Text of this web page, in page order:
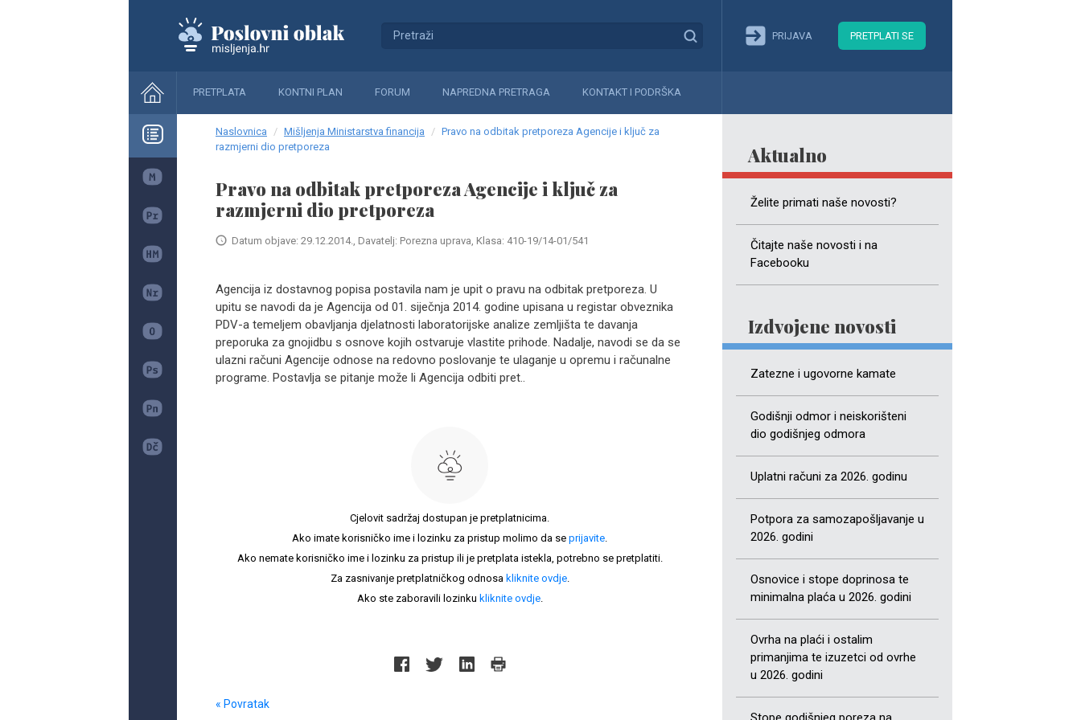
PRIJAVA PRETPLATI SE
PRETPLATA KONTNI PLAN FORUM NAPREDNA PRETRAGA KONTAKT I PODRŠKA
Aktualno
Želite primati naše novosti?
Čitajte naše novosti i na
Facebooku
Izdvojene novosti
Zatezne i ugovorne kamate
Godišnji odmor i neiskorišteni
dio godišnjeg odmora
Uplatni računi za 2026. godinu
Potpora za samozapošljavanje u
2026. godini
Osnovice i stope doprinosa te
minimalna plaća u 2026. godini
Ovrha na plaći i ostalim
primanjima te izuzetci od ovrhe
u 2026. godini
Naslovnica Mišljenja Ministarstva financija
Pravo na odbitak pretporeza Agencije i ključ za
razmjerni dio pretporeza
Pravo na odbitak pretporeza Agencije i ključ za
razmjerni dio pretporeza
Datum objave: 29.12.2014., Davatelj: Porezna uprava, Klasa: 410-19/14-01/541
Agencija iz dostavnog popisa postavila nam je upit o pravu na odbitak pretporeza. U
upitu se navodi da je Agencija od 01. siječnja 2014. godine upisana u registar obveznika
PDV-a temeljem obavljanja djelatnosti laboratorijske analize zemljišta te davanja
preporuka za gnojidbu s osnove kojih ostvaruje vlastite prihode. Nadalje, navodi se da se
ulazni računi Agencije odnose na redovno poslovanje te ulaganje u opremu i računalne
programe. Postavlja se pitanje može li Agencija odbiti pret..
Cjelovit sadržaj dostupan je pretplatnicima.
Ako imate korisničko ime i lozinku za pristup molimo da se prijavite.
Ako nemate korisničko ime i lozinku za pristup ili je pretplata istekla, potrebno se pretplatiti.
Za zasnivanje pretplatničkog odnosa kliknite ovdje.
Ako ste zaboravili lozinku kliknite ovdje.
« Povratak